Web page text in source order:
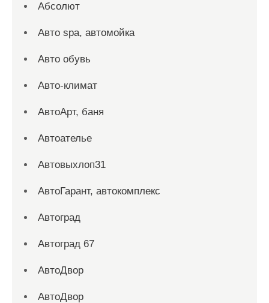
Абсолют
Авто spa, автомойка
Авто обувь
Авто-климат
АвтоАрт, баня
Автоателье
Автовыхлоп31
АвтоГарант, автокомплекс
Автоград
Автоград 67
АвтоДвор
АвтоДвор